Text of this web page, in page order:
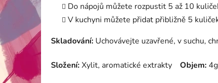
Do nápojů můžete rozpustit 5 až 10
V kuchyni můžete přidat přibližně 5
Skladování: Uchovávejte uzavřené, v suchu,
Složení:Xylit, aromatické extrakty Objem: